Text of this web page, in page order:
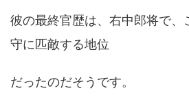
彼の最終官歴は、右中郎将で、
守に匹敵する地位
だったのだそうです。